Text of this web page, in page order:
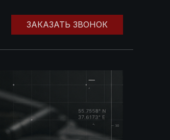
ЗАКАЗАТЬ ЗВОНОК